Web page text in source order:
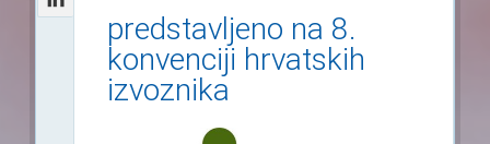
predstavljeno na 8.
konvenciji hrvatskih
izvoznika